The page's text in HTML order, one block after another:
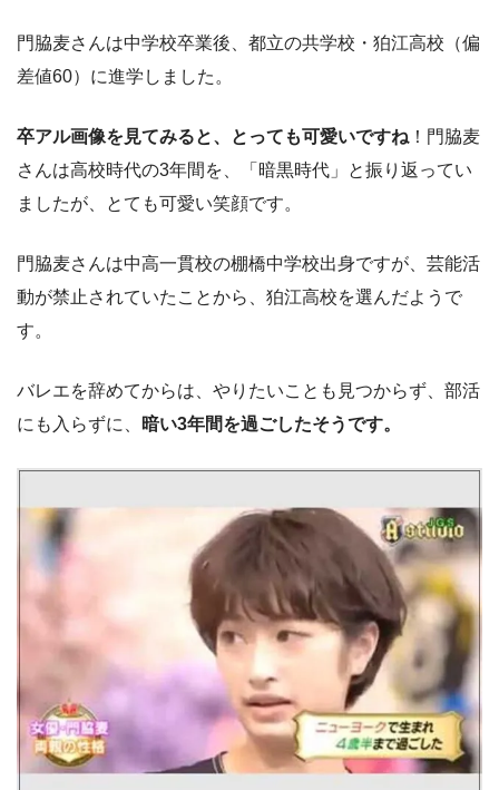
門脇麦さんは中学校卒業後、都立の共学校・狛江高校（偏
差値60）に進学しました。
卒アル画像を見てみると、とっても可愛いですね ！門脇麦
さんは高校時代の3年間を、「暗黒時代」と振り返ってい
ましたが、とても可愛い笑顔です。
門脇麦さんは中高一貫校の棚橋中学校出身ですが、芸能活
動が禁止されていたことから、狛江高校を選んだようで
す。
バレエを辞めてからは、やりたいことも見つからず、部活
にも入らずに、
暗い3年間を過ごしたそうです。